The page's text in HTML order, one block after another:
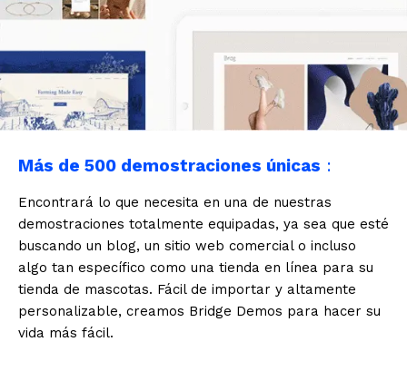
Más de 500 demostraciones únicas :
Encontrará lo que necesita en una de nuestras
demostraciones totalmente equipadas, ya sea que esté
buscando un blog, un sitio web comercial o incluso
algo tan específico como una tienda en línea para su
tienda de mascotas. Fácil de importar y altamente
personalizable, creamos Bridge Demos para hacer su
vida más fácil.